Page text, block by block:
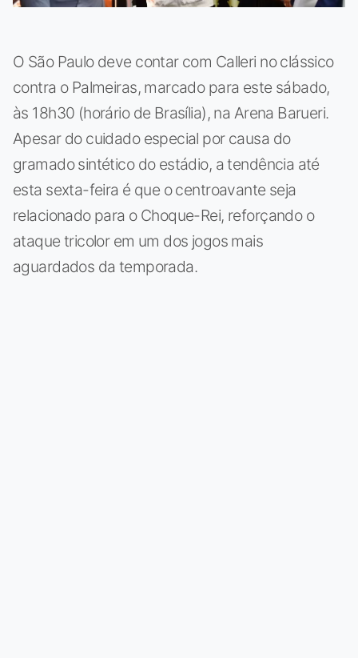
O São Paulo deve contar com Calleri no clássico
contra o Palmeiras, marcado para este sábado,
às 18h30 (horário de Brasília), na Arena Barueri.
Apesar do cuidado especial por causa do
gramado sintético do estádio, a tendência até
esta sexta-feira é que o centroavante seja
relacionado para o Choque-Rei, reforçando o
ataque tricolor em um dos jogos mais
aguardados da temporada.